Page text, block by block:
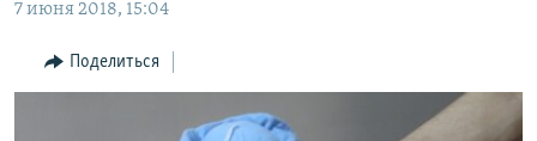
Вернутся
поиску
КЫРГЫЗЧА
ЎЗБЕКЧА
7 июня 2018, 15:04
Поделиться